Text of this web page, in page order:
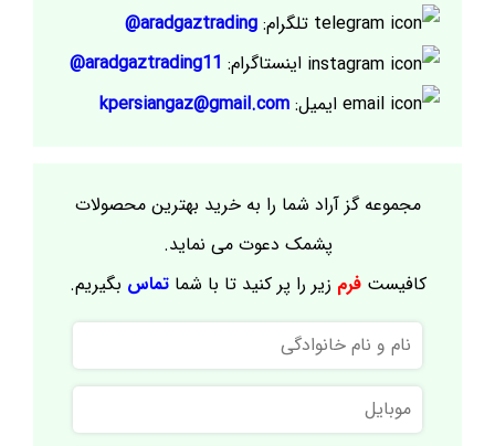
تلگرام: aradgaztrading@
اینستاگرام: aradgaztrading11@
ایمیل: kpersiangaz@gmail.com
مجموعه گز آراد شما را به خرید بهترین محصولات
پشمک دعوت می نماید.
کافیستفرم زیر را پر کنید تا با شماتماس بگیریم.
نام
و
نام
خانوادگی
موبایل